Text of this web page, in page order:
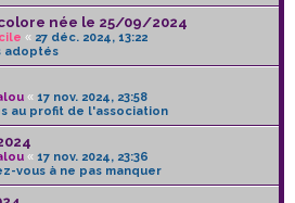
née le 25/09/2024
« 27 déc. 2024, 13:22
adoptés
« 17 nov. 2024, 23:58
au profit de l'association
« 17 nov. 2024, 23:36
vous à ne pas manquer